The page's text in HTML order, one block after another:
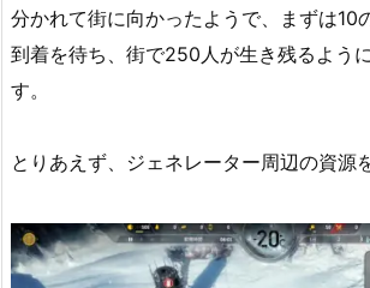
分かれて街に向かったようで、まずは10
到着を待ち、街で250人が生き残るよう
す。
とりあえず、ジェネレーター周辺の資源